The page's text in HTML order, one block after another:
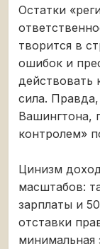
Остатки
творится в
ошибок и
действовать
сила.
Вашингтона,
контролем»
Цинизм
масштабов:
зарплаты и
отставки